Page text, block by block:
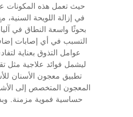
حيث تعمل هذه المكونات
في إزالة اللويحة
بحوثًا واسعة النطاق في
عوامل التذوق بعناية
ليشمل فوائد علاجية مثل
تطبيق معجون الأسنان
المعجون المتخصص إلى
حساسية فموية مزمنة.